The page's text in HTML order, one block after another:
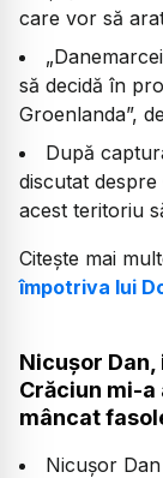
care vor să
să decidă în
Groenlanda”,
După
discutat
acest teritoriu
Citește mai
împotriva lui
Nicușor
Crăciun mi-a
mâncat
Nicușor